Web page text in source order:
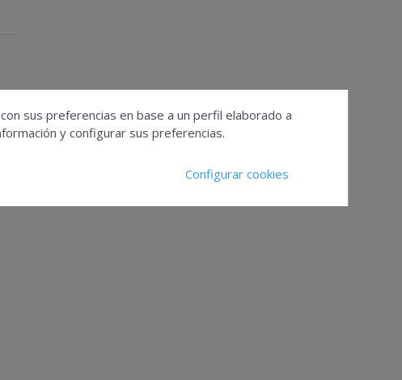
sus preferencias en base a un perfil elaborado a
y configurar sus preferencias.
Configurar cookies